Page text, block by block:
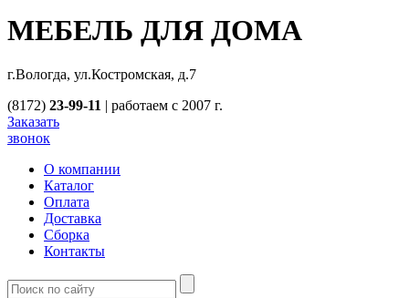
МЕБЕЛЬ ДЛЯ ДОМА
г.Вологда, ул.Костромская, д.7
(8172) 23-99-11 | работаем с 2007 г.
Заказать
звонок
О компании
Каталог
Оплата
Доставка
Сборка
Контакты